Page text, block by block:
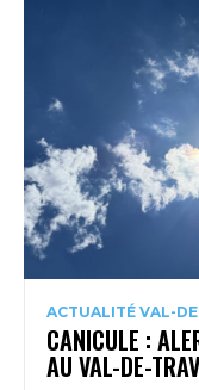
ACTUALITÉ VAL-
CANICULE :
AU VAL-DE-